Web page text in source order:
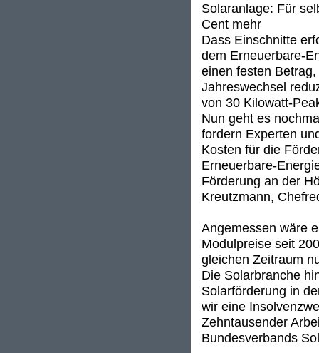
Solaranlage: Für
Cent mehr
Dass Einschnitte
dem Erneuerbare-
einen festen
Jahreswechsel
von 30 Kilowatt-
Nun geht es
fordern Experten
Kosten für die
Erneuerbare-
Förderung an der
Kreutzmann,
Angemessen wäre
Modulpreise seit
gleichen Zeitraum
Die Solarbranche
Solarförderung in
wir eine
Zehntausender
Bundesverbands